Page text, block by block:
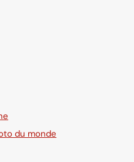
du monde